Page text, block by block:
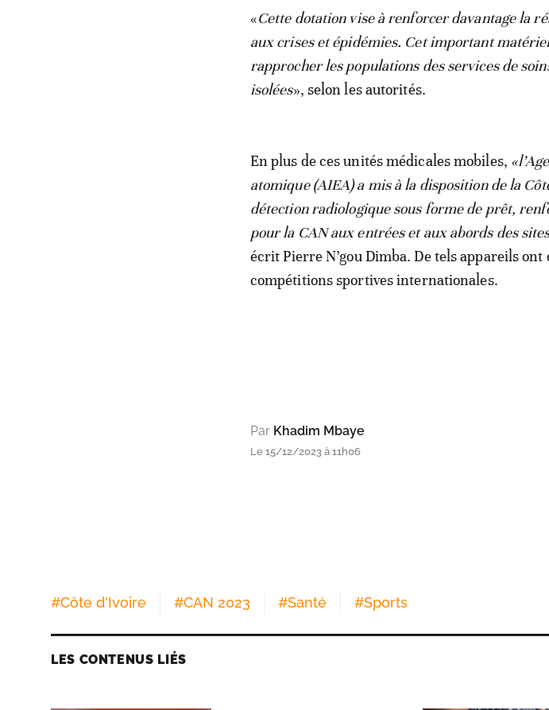
«Cette dotation vise à renforcer davantage la
aux crises et épidémies. Cet important
rapprocher les populations des services de
isolées», selon les autorités.
En plus de ces unités médicales mobiles,
atomique (AIEA) a mis à la disposition de la
détection radiologique sous forme de prêt,
pour la CAN aux entrées et aux abords des
écrit Pierre N’gou Dimba. De tels appareils
compétitions sportives internationales.
Par Khadim Mbaye
Le 15/12/2023 à 11h06
#Côte d'Ivoire #CAN 2023 #Santé #Sports
LES CONTENUS LIÉS